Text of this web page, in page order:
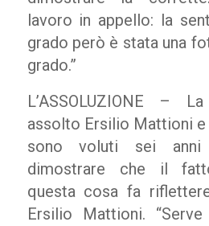
lavoro in appello: la
grado però è stata una
grado.”
L’ASSOLUZIONE –
assolto Ersilio Mattioni e
sono voluti sei
dimostrare che il
questa cosa fa
Ersilio Mattioni.